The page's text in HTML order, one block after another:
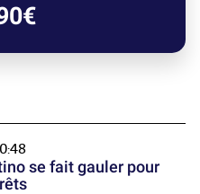
se fait gauler pour